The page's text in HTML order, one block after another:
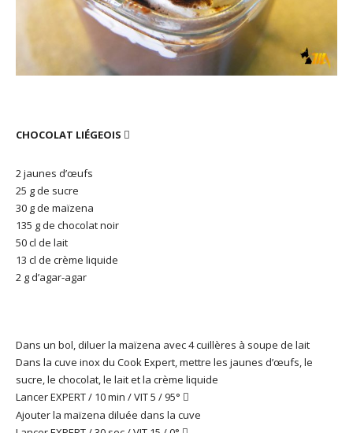
CHOCOLAT LIÉGEOIS 
2 jaunes d’œufs
25 g de sucre
30 g de maïzena
135 g de chocolat noir
50 cl de lait
13 cl de crème liquide
2 g d’agar-agar
Dans un bol, diluer la maïzena avec 4 cuillères à soupe de lait
Dans la cuve inox du Cook Expert, mettre les jaunes d’œufs, le
sucre, le chocolat, le lait et la crème liquide
Lancer EXPERT / 10 min / VIT 5 / 95° 
Ajouter la maïzena diluée dans la cuve